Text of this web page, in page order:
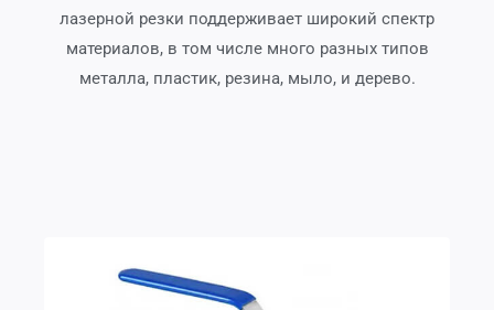
лазерной резки поддерживает широкий спектр
материалов, в том числе много разных типов
металла, пластик, резина, мыло, и дерево.